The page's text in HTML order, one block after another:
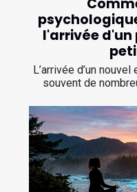
l'arrivée d'un
L’arrivée d’un
souvent de